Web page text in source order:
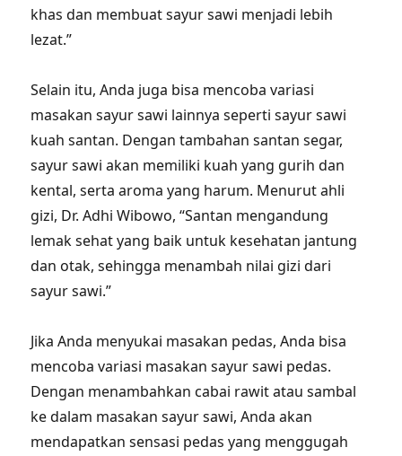
khas dan membuat sayur sawi menjadi lebih
lezat.”
Selain itu, Anda juga bisa mencoba variasi
masakan sayur sawi lainnya seperti sayur sawi
kuah santan. Dengan tambahan santan segar,
sayur sawi akan memiliki kuah yang gurih dan
kental, serta aroma yang harum. Menurut ahli
gizi, Dr. Adhi Wibowo, “Santan mengandung
lemak sehat yang baik untuk kesehatan jantung
dan otak, sehingga menambah nilai gizi dari
sayur sawi.”
Jika Anda menyukai masakan pedas, Anda bisa
mencoba variasi masakan sayur sawi pedas.
Dengan menambahkan cabai rawit atau sambal
ke dalam masakan sayur sawi, Anda akan
mendapatkan sensasi pedas yang menggugah